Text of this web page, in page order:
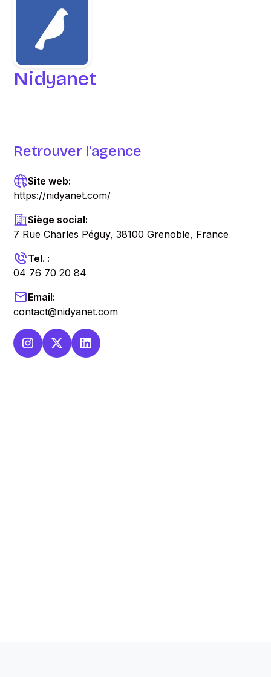
Nidyanet
Retrouver l'agence
Site web:
https://nidyanet.com/
Siège social:
7 Rue Charles Péguy, 38100 Grenoble, France
Tel. :
04 76 70 20 84
Email:
contact@nidyanet.com